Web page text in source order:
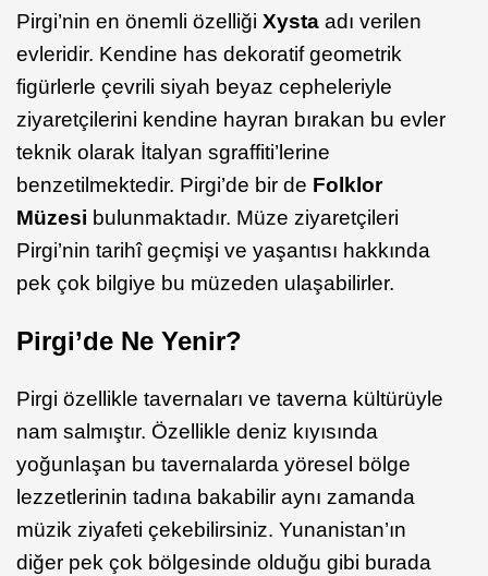
Pirgi’nin en önemli özelliği Xysta adı verilen
evleridir. Kendine has dekoratif geometrik
figürlerle çevrili siyah beyaz cepheleriyle
ziyaretçilerini kendine hayran bırakan bu evler
teknik olarak İtalyan sgraffiti’lerine
benzetilmektedir. Pirgi’de bir de Folklor
Müzesi bulunmaktadır. Müze ziyaretçileri
Pirgi’nin tarihî geçmişi ve yaşantısı hakkında
pek çok bilgiye bu müzeden ulaşabilirler.
Pirgi’de Ne Yenir?
Pirgi özellikle tavernaları ve taverna kültürüyle
nam salmıştır. Özellikle deniz kıyısında
yoğunlaşan bu tavernalarda yöresel bölge
lezzetlerinin tadına bakabilir aynı zamanda
müzik ziyafeti çekebilirsiniz. Yunanistan’ın
diğer pek çok bölgesinde olduğu gibi burada